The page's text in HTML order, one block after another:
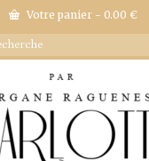
Votre panier - 0.00 €
: